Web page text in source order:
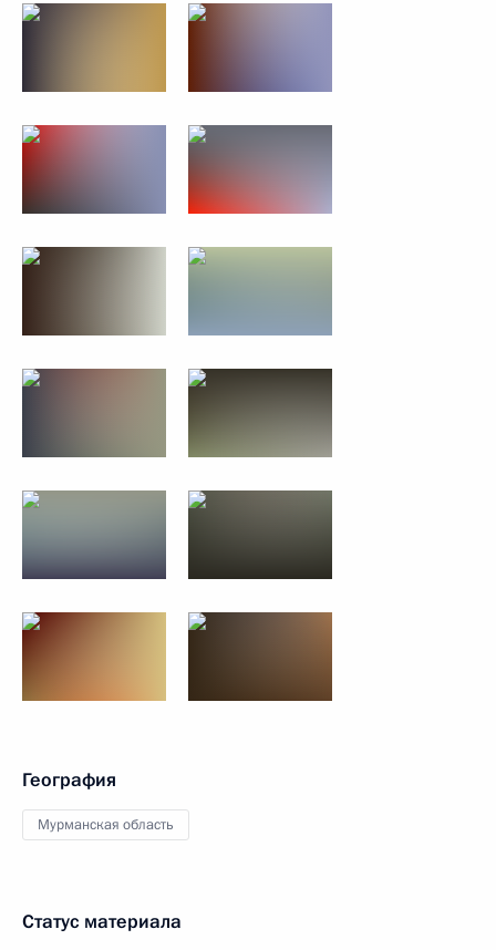
География
Мурманская область
Статус материала